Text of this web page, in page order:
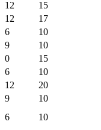
12
15
12
17
6
10
9
10
0
15
6
10
12
20
9
10
6
10